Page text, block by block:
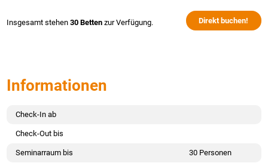
Insgesamt stehen30 Betten zur Verfügung. Direkt buchen!
Informationen
Check-In ab
Check-Out bis
Seminarraum bis 30 Personen